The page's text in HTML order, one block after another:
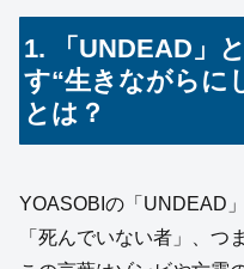
1. 「UNDEAD」
す“生きながらに
とは？
YOASOBIの「UNDEAD
「死んでいない者」、つ